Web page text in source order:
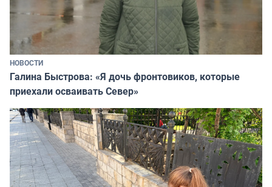
НОВОСТИ
Галина Быстрова: «Я дочь фронтовиков, которые
приехали осваивать Север»